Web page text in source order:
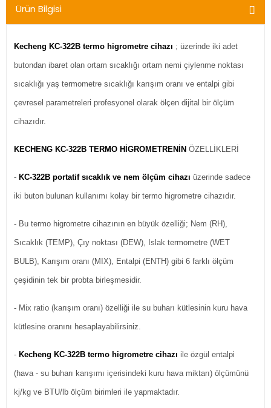
Ürün Bilgisi
Kecheng KC-322B termo higrometre cihazı ; üzerinde iki adet
butondan ibaret olan ortam sıcaklığı ortam nemi çiylenme noktası
sıcaklığı yaş termometre sıcaklığı karışım oranı ve entalpi gibi
çevresel parametreleri profesyonel olarak ölçen dijital bir ölçüm
cihazıdır.
KECHENG KC-322B TERMO HİGROMETRENİN ÖZELLİKLERİ
- KC-322B portatif sıcaklık ve nem ölçüm cihazı üzerinde sadece
iki buton bulunan kullanımı kolay bir termo higrometre cihazıdır.
- Bu termo higrometre cihazının en büyük özelliği; Nem (RH),
Sıcaklık (TEMP), Çıy noktası (DEW), Islak termometre (WET
BULB), Karışım oranı (MIX), Entalpi (ENTH) gibi 6 farklı ölçüm
çeşidinin tek bir probta birleşmesidir.
- Mix ratio (karışım oranı) özelliği ile su buharı kütlesinin kuru hava
kütlesine oranını hesaplayabilirsiniz.
- Kecheng KC-322B termo higrometre cihazı ile özgül entalpi
(hava - su buharı karışımı içerisindeki kuru hava miktarı) ölçümünü
kj/kg ve BTU/lb ölçüm birimleri ile yapmaktadır.